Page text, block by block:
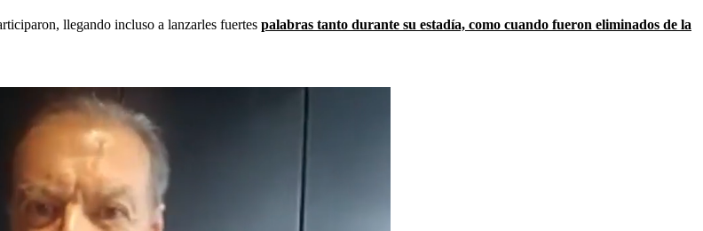
llegando incluso a lanzarles fuertes palabras tanto durante su estadía, como cuando fueron eliminados de la